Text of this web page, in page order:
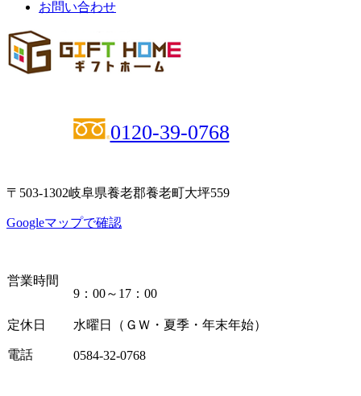
お問い合わせ
0120-39-0768
〒503-1302岐阜県養老郡養老町大坪559
Googleマップで確認
営業時間
9：00～17：00
定休日 水曜日（ＧＷ・夏季・年末年始）
電話 0584-32-0768